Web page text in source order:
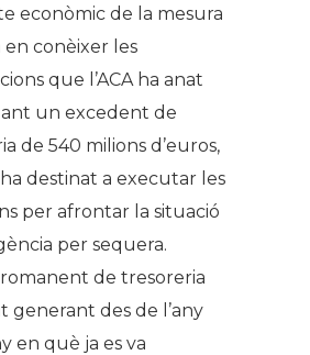
econòmic de la mesura
conèixer les
que l’ACA ha anat
un excedent de
de 540 milions d’euros,
destinat a executar les
per afrontar la situació
per sequera.
de tresoreria
generant des de l’any
en què ja es va